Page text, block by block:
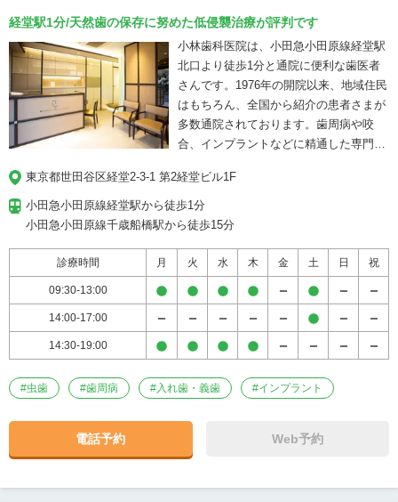
東京都世田谷区経堂2-3-1 第2経堂ビル1F
小田急小田原線経堂駅から徒歩1分
小田急小田原線千歳船橋駅から徒歩15分
診療時間 月 火 水 木 金 土 日 祝
09:30-13:00
14:00-17:00
14:30-19:00
#虫歯 #歯周病 #入れ歯・義歯 #インプラント
経堂駅1分/天然歯の保存に努めた低侵襲治療が評判です
小林歯科医院は、小田急小田原線経堂駅
北口より徒歩1分と通院に便利な歯医者
さんです。1976年の開院以来、地域住民
はもちろん、全国から紹介の患者さまが
多数通院されております。歯周病や咬
合、インプラントなどに精通した専門の
るチーム医療に力を入れており、天然歯
の保存をモットーに極力抜かない・削ら
ない低侵襲治療が評判です。
電話予約 Web予約